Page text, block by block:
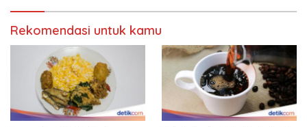
Rekomendasi untuk kamu